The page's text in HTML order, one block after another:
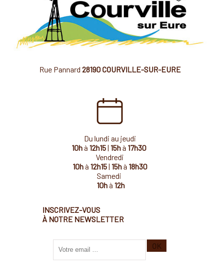
Rue Pannard 28190 COURVILLE-SUR-EURE
Du lundi au jeudi
10hà 12h15| 15hà 17h30
Vendredi
10hà 12h15| 15hà 18h30
Samedi
10hà 12h
INSCRIVEZ-VOUS
À NOTRE NEWSLETTER
votre
OK